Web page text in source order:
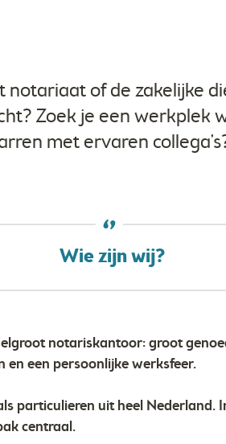
notariaat of de zakelijke
Zoek je een werkplek
met ervaren
Wie zijn wij?
notariskantoor: groot
een persoonlijke werksfeer.
particulieren uit heel Nederland.
centraal.